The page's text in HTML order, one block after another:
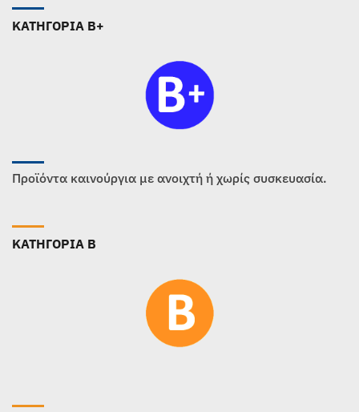
ΚΑΤΗΓΟΡΙΑ B+
Προϊόντα καινούργια με ανοιχτή ή χωρίς συσκευασία.
ΚΑΤΗΓΟΡΙΑ B